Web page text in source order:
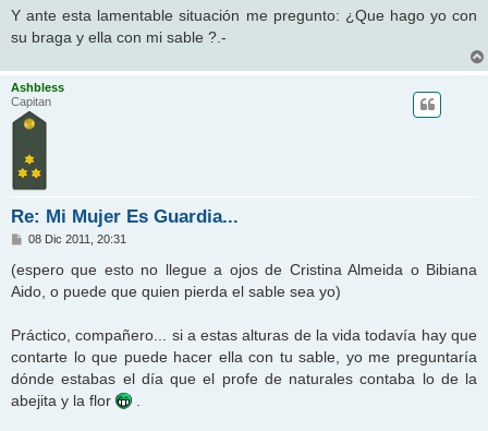
Y ante esta lamentable situación me pregunto: ¿Que hago yo con
su braga y ella con mi sable ?.-
Ashbless
Capitan
Re: Mi Mujer Es Guardia...
M
n
a
08 Dic 2011, 20:31
(espero que esto no llegue a ojos de Cristina Almeida o Bibiana
Aido, o puede que quien pierda el sable sea yo)
Práctico, compañero... si a estas alturas de la vida todavía hay que
contarte lo que puede hacer ella con tu sable, yo me preguntaría
dónde estabas el día que el profe de naturales contaba lo de la
abejita y la flor